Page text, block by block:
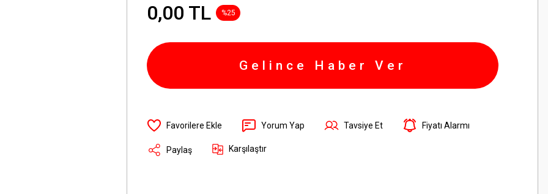
0,00 TL %25
Gelince Haber Ver
Yorum Yap Tavsiye Et Fiyatı Alarmı
Paylaş Karşılaştır